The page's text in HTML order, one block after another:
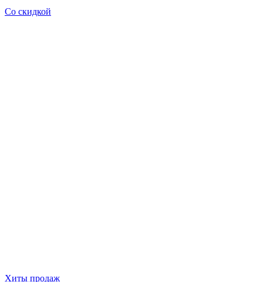
Со скидкой
Хиты продаж